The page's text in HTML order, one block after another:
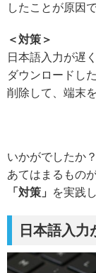
したことが原因
＜対策＞
日本語入力が遅
ダウンロードし
削除して、端末
いかがでしたか？
あてはまるもの
「対策」
を実践
日本語入力